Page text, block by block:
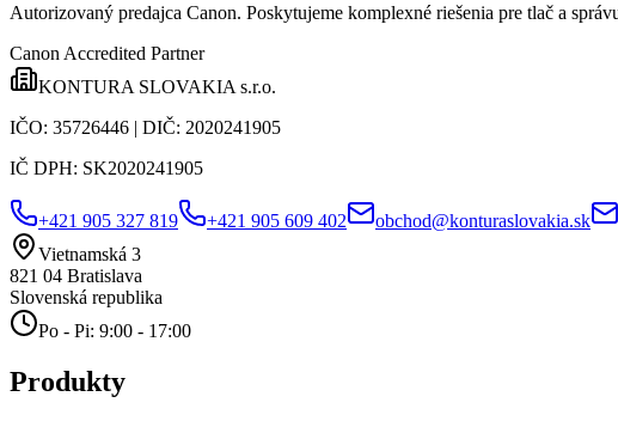
Autorizovaný predajca Canon. Poskytujeme komplexné riešenia pre tlač a
Canon Accredited Partner
KONTURA SLOVAKIA s.r.o.
IČO: 35726446 | DIČ: 2020241905
IČ DPH: SK2020241905
+421 905 327 819 +421 905 609 402 obchod@konturaslovakia.sk
Vietnamská 3
821 04 Bratislava
Slovenská republika
Po - Pi: 9:00 - 17:00
Produkty